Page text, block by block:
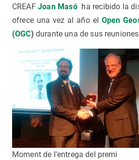
CREAFJoan Masóha recibido la
ofrece una vez al año el Open
(OGC) durante una de sus
Moment de l'entrega del premi